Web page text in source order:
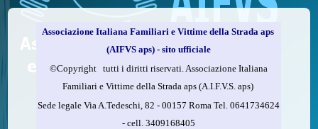
loro familiari che non costa nulla: devolvere il 5 per mille della
Come fare
Compila la scheda CUD o del modello 730.
Firma nel riquadro indicato come “Sostegno delle
organizzazioni non lucrative di utilità sociale, delle associazioni
Associazione Italiana Familiari e Vittime della Strada aps
(AIFVS aps) - sito ufficiale
©​Copyright tutti i diritti riservati. Associazione Italiana
Familiari e Vittime della Strada aps (A.I.F.V.S. aps)
Sede legale Via A.Tedeschi, 82 - 00157 Roma Tel. 0641734624
-cell.3409168405